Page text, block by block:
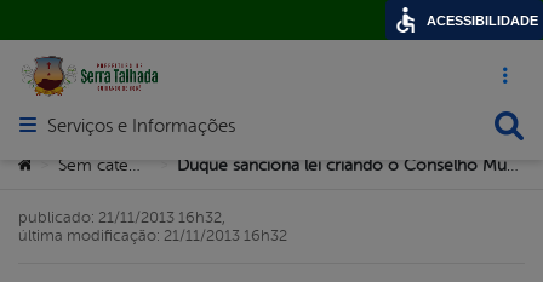
Acesso
Abrir menu principal de navegação
Serviços e Informações
Você está aqui:
> >
publicado: 21/11/2013 16h32,
última modificação: 21/11/2013 16h32
ACESSIBILIDADE